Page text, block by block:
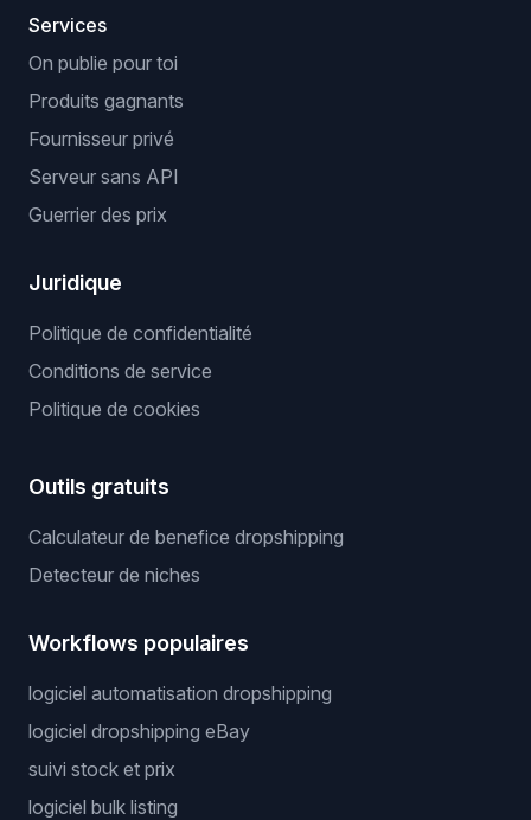
Services
On publie pour toi
Produits gagnants
Fournisseur privé
Serveur sans API
Guerrier des prix
Juridique
Politique de confidentialité
Conditions de service
Politique de cookies
Outils gratuits
Calculateur de benefice dropshipping
Detecteur de niches
Workflows populaires
logiciel automatisation dropshipping
logiciel dropshipping eBay
suivi stock et prix
logiciel bulk listing